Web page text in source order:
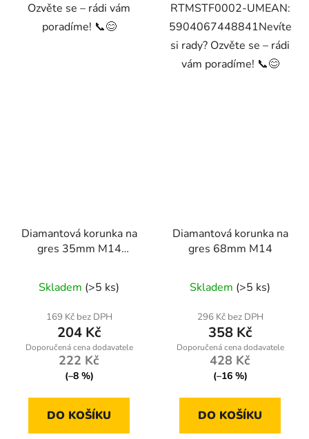
Ozvěte se – rádi vám
poradíme! 📞😊
RTMSTF0002-UMEAN:
5904067448841Nevíte
si rady? Ozvěte se – rádi
vám poradíme! 📞😊
Diamantová korunka na
gres 35mm M14
Skladem (>5 ks)
169 Kč bez DPH
204 Kč
222 Kč
(–8 %)
DO KOŠÍKU
Diamantová korunka na
gres 68mm M14
Skladem (>5 ks)
296 Kč bez DPH
358 Kč
428 Kč
(–16 %)
DO KOŠÍKU